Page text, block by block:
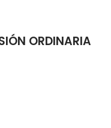
ORDINARIA